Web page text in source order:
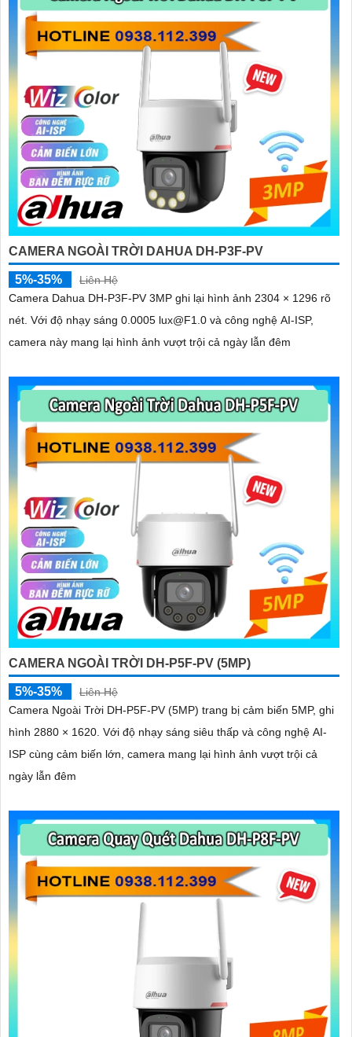
CAMERA NGOÀI TRỜI DAHUA DH-P3F-PV
5%-35%
Liên Hệ
Camera Dahua DH-P3F-PV 3MP ghi lại hình ảnh 2304 × 1296 rõ
nét. Với độ nhạy sáng 0.0005 lux@F1.0 và công nghệ AI-ISP,
camera này mang lại hình ảnh vượt trội cả ngày lẫn đêm
CAMERA NGOÀI TRỜI DH-P5F-PV (5MP)
5%-35%
Liên Hệ
Camera Ngoài Trời DH-P5F-PV (5MP) trang bị cảm biến 5MP, ghi
hình 2880 × 1620. Với độ nhạy sáng siêu thấp và công nghệ AI-
ISP cùng cảm biến lớn, camera mang lại hình ảnh vượt trội cả
ngày lẫn đêm